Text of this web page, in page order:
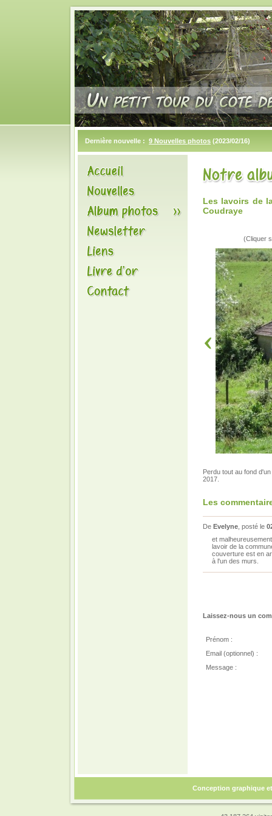
Dernière nouvelle : 9 Nouvelles photos (2023/02/16)
Les lavoirs de
Coudraye
(Cliquer
Perdu tout au fond
2017.
Les
De Evelyne , posté le
et
lavoir de la
couverture est en
à l'un des murs.
Laissez-nous un
Prénom :
Email (optionnel) :
Message :
Conception graphique